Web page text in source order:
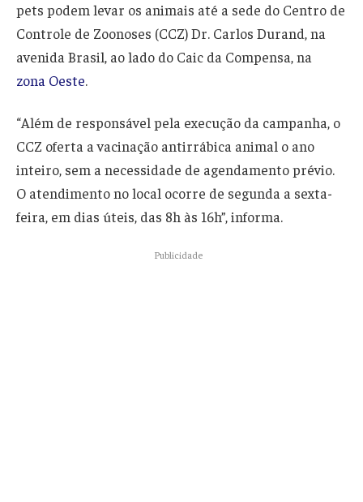
pets podem levar os animais até a sede do Centro de
Controle de Zoonoses (CCZ) Dr. Carlos Durand, na
avenida Brasil, ao lado do Caic da Compensa, na
zona Oeste.
“Além de responsável pela execução da campanha, o
CCZ oferta a vacinação antirrábica animal o ano
inteiro, sem a necessidade de agendamento prévio.
O atendimento no local ocorre de segunda a sexta-
feira, em dias úteis, das 8h às 16h”, informa.
Publicidade